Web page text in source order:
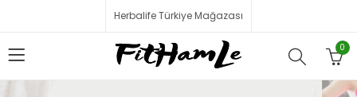
Herbalife Türkiye Mağazası
0